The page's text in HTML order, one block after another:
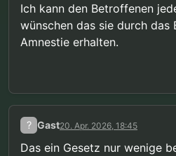
Ich kann den Betroffenen
wünschen das sie durch das
Amnestie erhalten.
? Gast20. Apr. 2026, 18:45
Das ein Gesetz nur wenige